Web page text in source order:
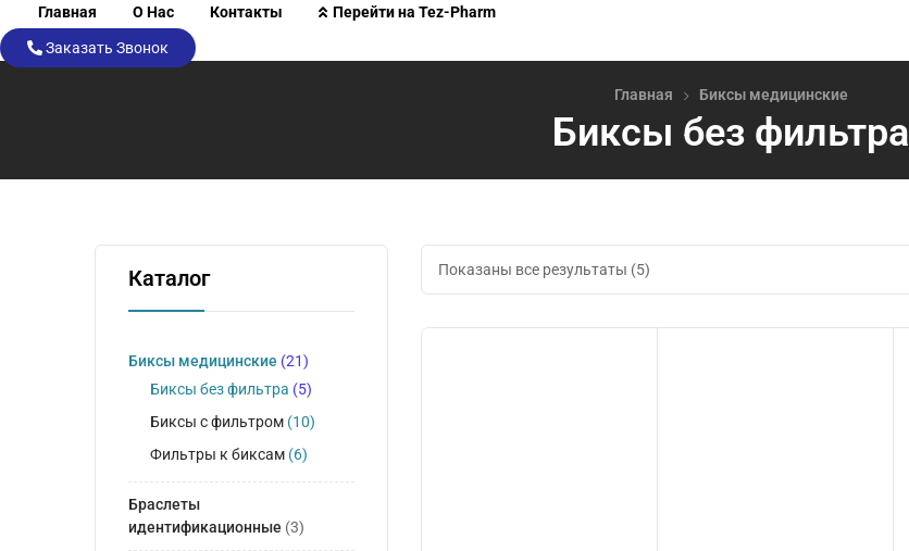
Главная О Нас Контакты Перейти на Tez-Pharm
Заказать Звонок
Главная Биксы медицинские
Биксы без фильтра
Каталог
Биксы медицинские (21)
Биксы без фильтра (5)
Биксы с фильтром (10)
Фильтры к биксам (6)
Браслеты
идентификационные (3)
Показаны все результаты (5)